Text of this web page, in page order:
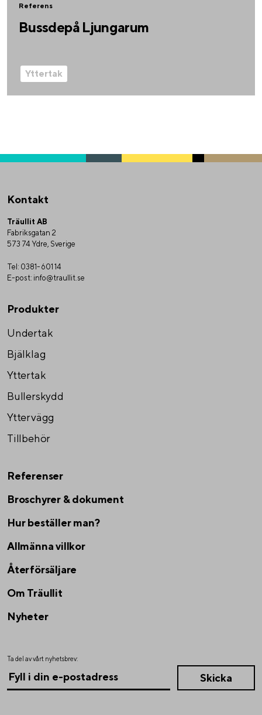
Referens
Bussdepå Ljungarum
Yttertak
Kontakt
Träullit AB
Fabriksgatan 2
573 74 Ydre, Sverige
Tel: 0381-601 14
E-post: info@traullit.se
Produkter
Undertak
Bjälklag
Yttertak
Bullerskydd
Yttervägg
Tillbehör
Referenser
Broschyrer & dokument
Hur beställer man?
Allmänna villkor
Återförsäljare
Om Träullit
Nyheter
Ta del av vårt nyhetsbrev: